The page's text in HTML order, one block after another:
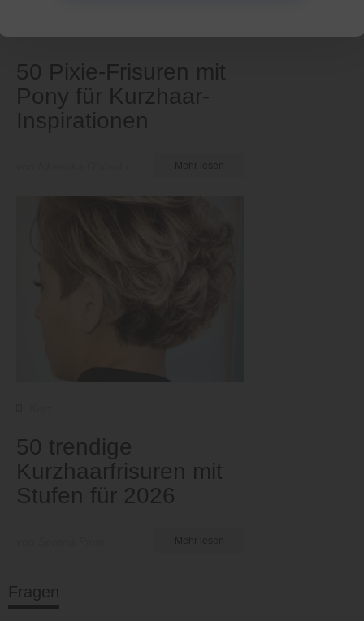
50 Pixie-Frisuren mit
Pony für Kurzhaar-
Inspirationen
50 trendige
Kurzhaarfrisuren mit
Stufen für 2026
Fragen